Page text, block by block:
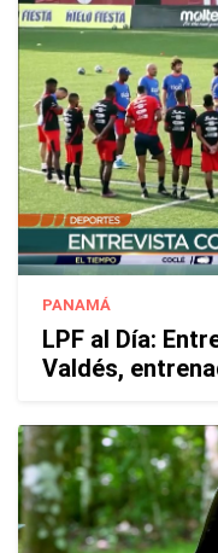
PANAMÁ
LPF al Día:
Valdés,